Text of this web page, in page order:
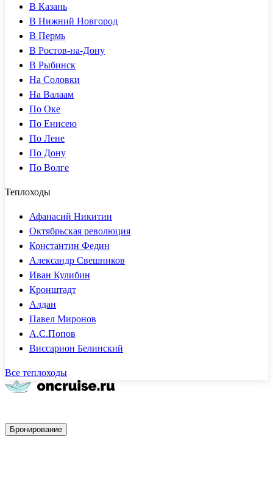
В Казань
В Нижний Новгород
В Пермь
В Ростов-на-Дону
В Рыбинск
На Соловки
На Валаам
По Оке
По Енисею
По Лене
По Дону
По Волге
Теплоходы
Афанасий Никитин
Октябрьская революция
Константин Федин
Александр Свешников
Иван Кулибин
Кронштадт
Алдан
Павел Миронов
А.С.Попов
Виссарион Белинский
Все теплоходы
Бронирование